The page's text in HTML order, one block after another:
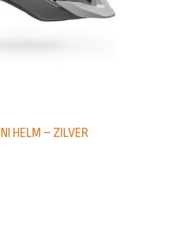
HELM – ZILVER